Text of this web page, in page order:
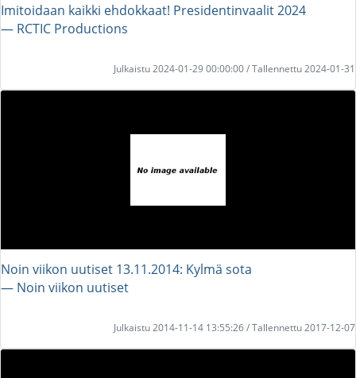
Imitoidaan kaikki ehdokkaat! Presidentinvaalit 2024
― RCTIC Productions
Julkaistu 2024-01-29 00:00:00 / Tallennettu 2024-01-31
Noin viikon uutiset 13.11.2014: Kylmä sota
― Noin viikon uutiset
Julkaistu 2014-11-14 13:55:26 / Tallennettu 2017-12-07